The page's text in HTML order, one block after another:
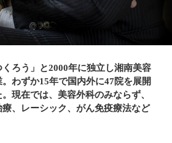
くろう」と2000年に独立し湘南美容
わずか15年で国内外に47院を展開
現在では、美容外科のみならず、
、レーシック、がん免疫療法など